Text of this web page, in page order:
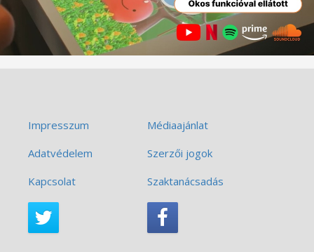
Impresszum
Médiaajánlat
Adatvédelem
Szerzői jogok
Kapcsolat
Szaktanácsadás